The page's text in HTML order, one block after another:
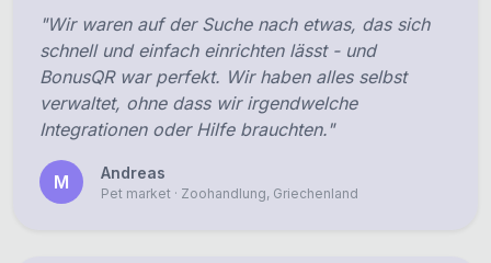
"Wir waren auf der Suche nach etwas, das sich
schnell und einfach einrichten lässt - und
BonusQR war perfekt. Wir haben alles selbst
verwaltet, ohne dass wir irgendwelche
Integrationen oder Hilfe brauchten."
M Andreas
Pet market · Zoohandlung, Griechenland